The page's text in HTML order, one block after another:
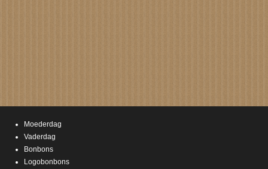
Moederdag
Vaderdag
Bonbons
Logobonbons